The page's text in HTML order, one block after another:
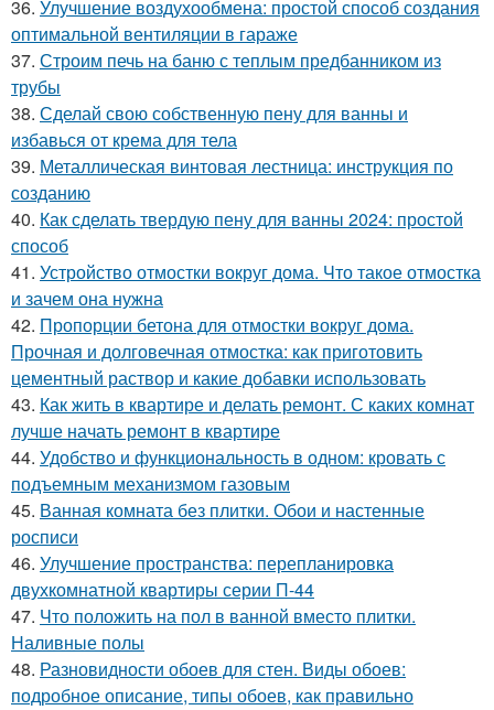
36. Улучшение воздухообмена: простой способ создания
оптимальной вентиляции в гараже
37. Строим печь на баню с теплым предбанником из
трубы
38. Сделай свою собственную пену для ванны и
избавься от крема для тела
39. Металлическая винтовая лестница: инструкция по
созданию
40. Как сделать твердую пену для ванны 2024: простой
способ
41. Устройство отмостки вокруг дома. Что такое отмостка
и зачем она нужна
42. Пропорции бетона для отмостки вокруг дома.
Прочная и долговечная отмостка: как приготовить
цементный раствор и какие добавки использовать
43. Как жить в квартире и делать ремонт. С каких комнат
лучше начать ремонт в квартире
44. Удобство и функциональность в одном: кровать с
подъемным механизмом газовым
45. Ванная комната без плитки. Обои и настенные
росписи
46. Улучшение пространства: перепланировка
двухкомнатной квартиры серии П-44
47. Что положить на пол в ванной вместо плитки.
Наливные полы
48. Разновидности обоев для стен. Виды обоев:
подробное описание, типы обоев, как правильно